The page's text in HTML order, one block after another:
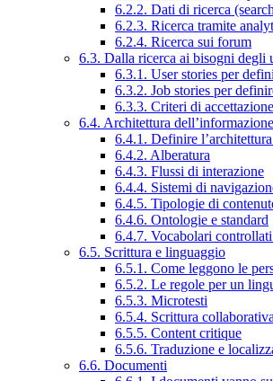
6.2.2. Dati di ricerca
6.2.3. Ricerca tramite
6.2.4. Ricerca sui forum
6.3. Dalla ricerca ai bisogni degli
6.3.1. User stories per
6.3.2. Job stories per
6.3.3. Criteri di accettazione
6.4. Architettura dell’informazione
6.4.1. Definire
6.4.2. Alberatura
6.4.3. Flussi di interazione
6.4.4. Sistemi di
6.4.5. Tipologie di
6.4.6. Ontologie e standard
6.4.7. Vocabolari
6.5. Scrittura e linguaggio
6.5.1. Come leggono le
6.5.2. Le regole per un
6.5.3. Microtesti
6.5.4. Scrittura collaborativa
6.5.5. Content critique
6.5.6. Traduzione e
6.6. Documenti